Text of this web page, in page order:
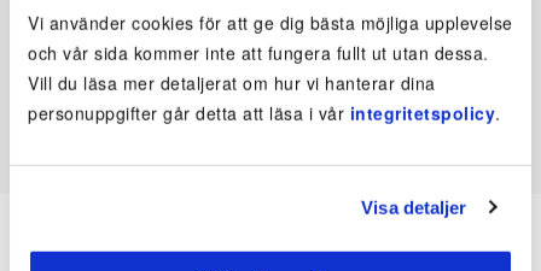
Vi använder cookies för att ge dig bästa möjliga upplevelse
och vår sida kommer inte att fungera fullt ut utan dessa.
Vill du läsa mer detaljerat om hur vi hanterar dina
personuppgifter går detta att läsa i vår integritetspolicy.
Visa detaljer